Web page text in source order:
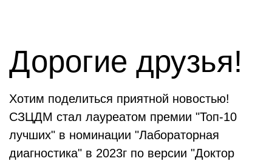
Дорогие друзья!
Хотим поделиться приятной новостью!
СЗЦДМ стал лауреатом премии "Топ-10
лучших" в номинации "Лабораторная
диагностика" в 2023г по версии "Доктор